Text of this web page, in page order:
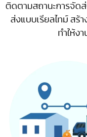
ติดตามสถานะการจัดส่
ส่งแบบเรียลไทม์ สร้
ทำให้ง